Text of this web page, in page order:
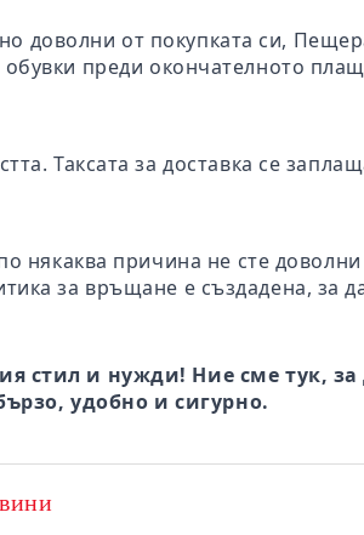
доволни от покупката си,
преди окончателното
Таксата за доставка се
някаква причина не сте
за връщане е създадена, за
стил и нужди! Ние сме тук,
удобно и сигурно.